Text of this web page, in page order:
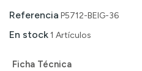
Referencia P5712-BEIG-36
En stock1 Artículos
Ficha Técnica